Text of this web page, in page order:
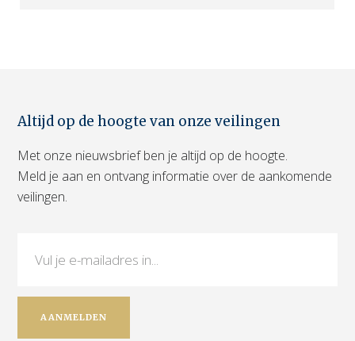
Altijd op de hoogte van onze veilingen
Met onze nieuwsbrief ben je altijd op de hoogte.
Meld je aan en ontvang informatie over de aankomende
veilingen.